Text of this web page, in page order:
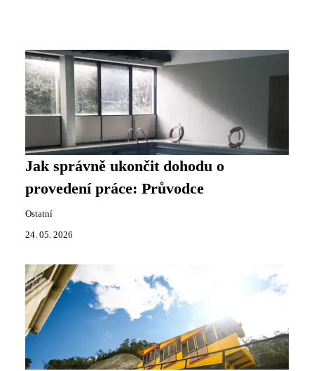
Jak správně ukončit dohodu o
provedení práce: Průvodce
Ostatní
24. 05. 2026